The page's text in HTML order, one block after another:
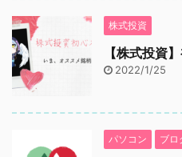
株式投資
【株式投資
2022/1/25
パソコン ブロ